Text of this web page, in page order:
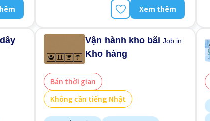
Xem thêm
Vận hành kho bãiJob in
Kho hàng
Bán thời gian
Không cần tiếng Nhật